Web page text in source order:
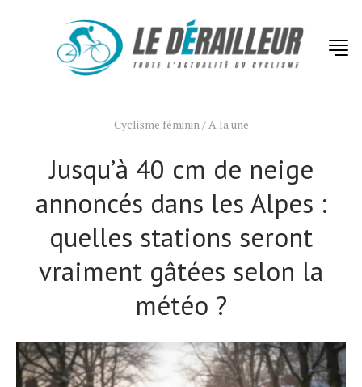
Cyclisme féminin/A la une
Jusqu’à 40 cm de neige
annoncés dans les Alpes :
quelles stations seront
vraiment gâtées selon la
météo ?